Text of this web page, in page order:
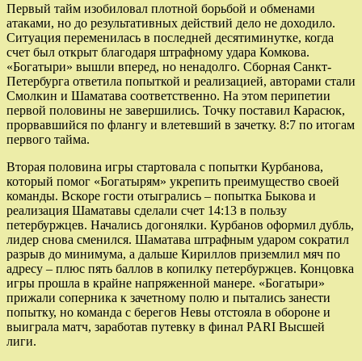
Первый тайм изобиловал плотной борьбой и обменами
атаками, но до результативных действий дело не доходило.
Ситуация переменилась в последней десятиминутке, когда
счет был открыт благодаря штрафному удара Комкова.
«Богатыри» вышли вперед, но ненадолго. Сборная Санкт-
Петербурга ответила попыткой и реализацией, авторами стали
Смолкин и Шаматава соответственно. На этом перипетии
первой половины не завершились. Точку поставил Карасюк,
прорвавшийся по флангу и влетевший в зачетку. 8:7 по итогам
первого тайма.
Вторая половина игры стартовала с попытки Курбанова,
который помог «Богатырям» укрепить преимущество своей
команды. Вскоре гости отыгрались – попытка Быкова и
реализация Шаматавы сделали счет 14:13 в пользу
петербуржцев. Начались догонялки. Курбанов оформил дубль,
лидер снова сменился. Шаматава штрафным ударом сократил
разрыв до минимума, а дальше Кириллов приземлил мяч по
адресу – плюс пять баллов в копилку петербуржцев. Концовка
игры прошла в крайне напряженной манере. «Богатыри»
прижали соперника к зачетному полю и пытались занести
попытку, но команда с берегов Невы отстояла в обороне и
выиграла матч, заработав путевку в финал PARI Высшей
лиги.